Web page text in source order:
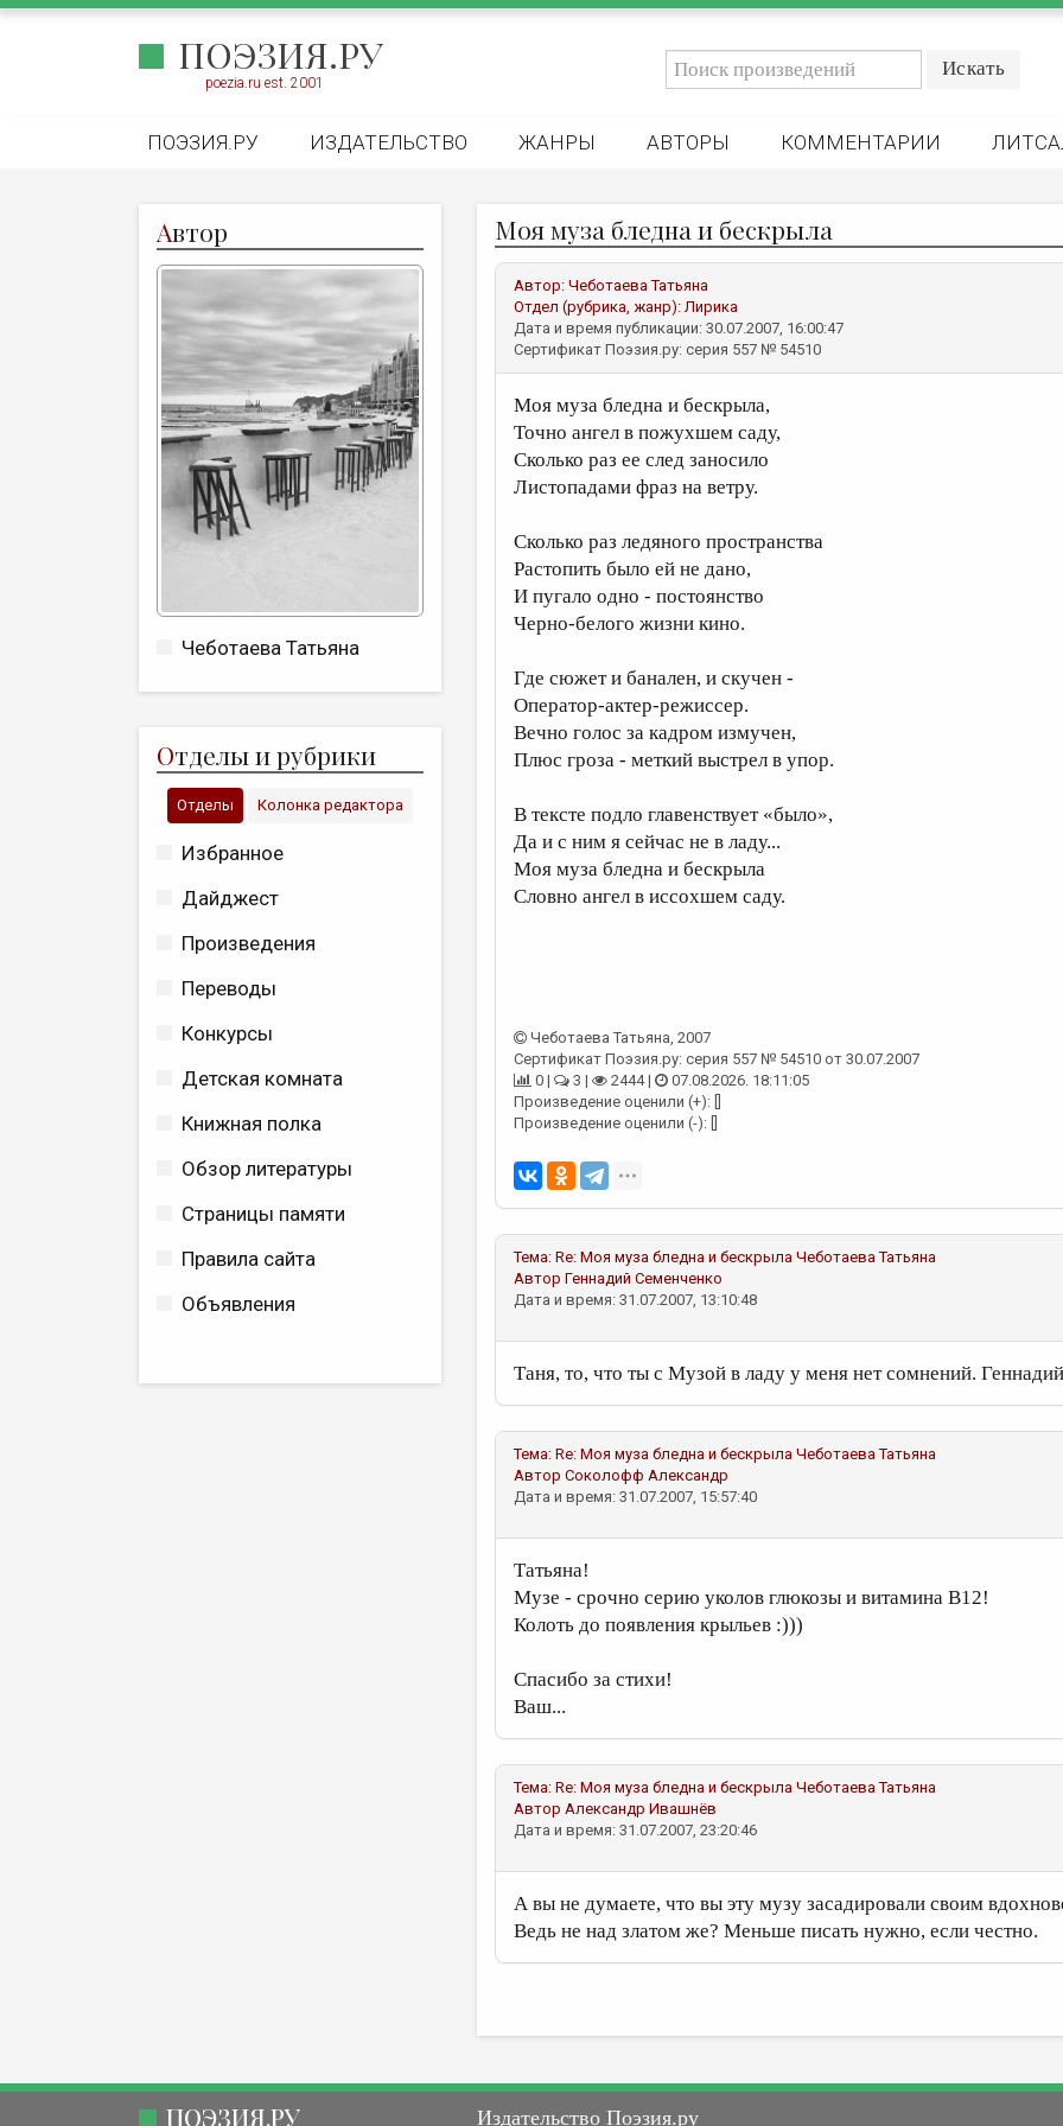
ПОЭЗИЯ.РУ
poezia.ru est. 2001
ПОЭЗИЯ.РУ ИЗДАТЕЛЬСТВО ЖАНРЫ АВТОРЫ КОММЕНТАРИИ
Автор
Чеботаева Татьяна
Отделы и рубрики
Отделы Колонка редактора
Избранное
Дайджест
Произведения
Переводы
Конкурсы
Детская комната
Книжная полка
Обзор литературы
Страницы памяти
Правила сайта
Объявления
Моя муза бледна и бескрыла
Автор: Чеботаева Татьяна
Отдел (рубрика, жанр):Лирика
Дата и время публикации: 30.07.2007, 16:00:47
Сертификат Поэзия.ру: серия 557 № 54510
Моя муза бледна и бескрыла,
Точно ангел в пожухшем саду,
Сколько раз ее след заносило
Листопадами фраз на ветру.
Сколько раз ледяного пространства
Растопить было ей не дано,
И пугало одно - постоянство
Черно-белого жизни кино.
Где сюжет и банален, и скучен -
Оператор-актер-режиссер.
Вечно голос за кадром измучен,
Плюс гроза - меткий выстрел в упор.
В тексте подло главенствует «было»,
Да и с ним я сейчас не в ладу...
Моя муза бледна и бескрыла
Словно ангел в иссохшем саду.
Чеботаева Татьяна, 2007
Сертификат Поэзия.ру: серия 557 № 54510 от 30.07.2007
0 |
3 | 2444 |
07.08.2026. 18:11:05
Произведение оценили (+): []
Произведение оценили (-): []
Тема: Re: Моя муза бледна и бескрыла Чеботаева Татьяна
Автор Геннадий Семенченко
Дата и время: 31.07.2007, 13:10:48
Таня, то, что ты с Музой в ладу у меня нет сомнений. Геннадий
Тема: Re: Моя муза бледна и бескрыла Чеботаева Татьяна
Автор Соколофф Александр
Дата и время: 31.07.2007, 15:57:40
Татьяна!
Музе - срочно серию уколов глюкозы и витамина В12!
Колоть до появления крыльев :)))
Спасибо за стихи!
Ваш...
Тема: Re: Моя муза бледна и бескрыла Чеботаева Татьяна
Автор Александр Ивашнёв
Дата и время: 31.07.2007, 23:20:46
А вы не думаете, что вы эту музу засадировали своим
Ведь не над златом же? Меньше писать нужно, если честно.
ПОЭЗИЯ.РУ Издательство Поэзия.ру